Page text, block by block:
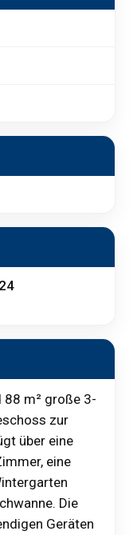
m² große 3-
zur
über eine
eine
Die
Geräten